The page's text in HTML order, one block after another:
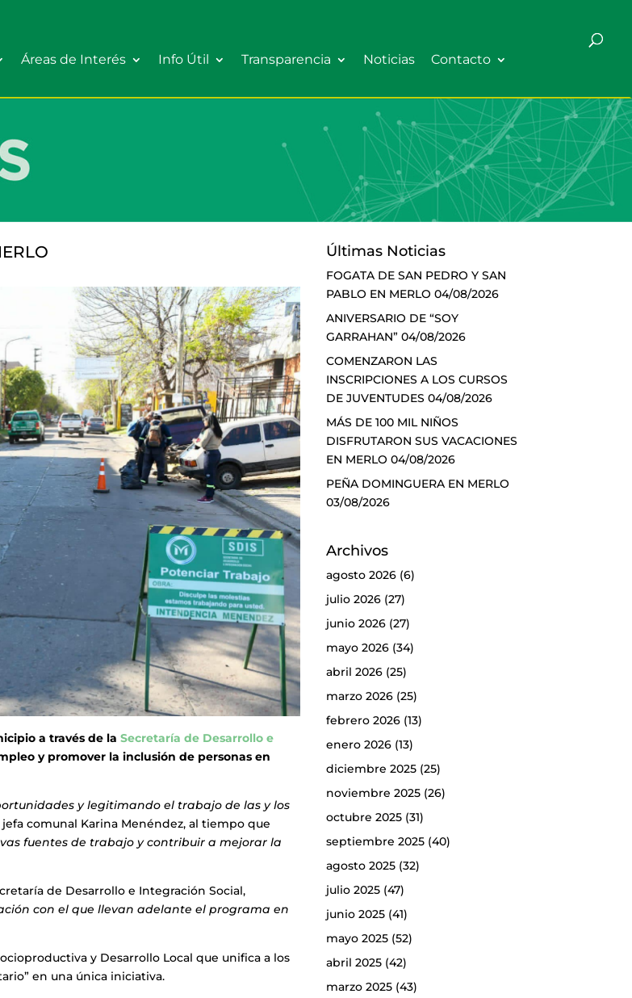
Áreas de Interés Info Útil Transparencia Noticias Contacto
a través de laSecretaría de Desarrollo e
y promover la inclusión de personas en
y legitimando el trabajo de las y los
jefa comunal Karina Menéndez, al tiempo que
fuentes de trabajo y contribuir a mejorar la
de Desarrollo e Integración Social,
con el que llevan adelante el programa en
y Desarrollo Local que unifica a los
en una única iniciativa.
Últimas Noticias
FOGATA DE SAN PEDRO Y SAN
PABLO EN MERLO 04/08/2026
ANIVERSARIO DE “SOY
GARRAHAN” 04/08/2026
COMENZARON LAS
INSCRIPCIONES A LOS CURSOS
DE JUVENTUDES 04/08/2026
MÁS DE 100 MIL NIÑOS
DISFRUTARON SUS VACACIONES
EN MERLO 04/08/2026
PEÑA DOMINGUERA EN MERLO
03/08/2026
Archivos
agosto 2026(6)
julio 2026(27)
junio 2026(27)
mayo 2026(34)
abril 2026(25)
marzo 2026(25)
febrero 2026(13)
enero 2026(13)
diciembre 2025(25)
noviembre 2025(26)
octubre 2025(31)
septiembre 2025(40)
agosto 2025(32)
julio 2025(47)
junio 2025(41)
mayo 2025(52)
abril 2025(42)
marzo 2025(43)